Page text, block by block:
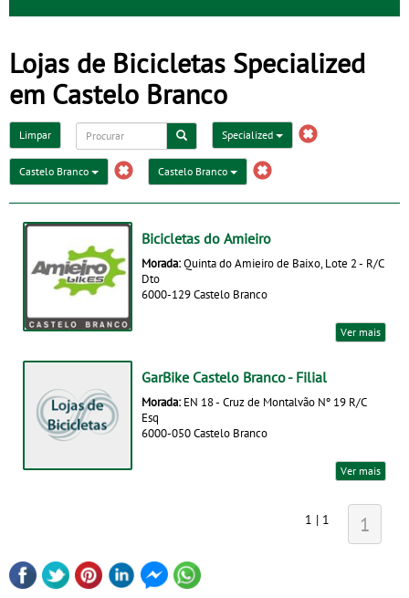
Lojas de Bicicletas Specialized
em Castelo Branco
Limpar Specialized
Castelo Branco Castelo Branco
Bicicletas do Amieiro
Morada:Quinta do Amieiro de Baixo, Lote 2 - R/C
Dto
6000-129 Castelo Branco
Ver mais
GarBike Castelo Branco - Filial
Morada: EN 18 - Cruz de Montalvão Nº 19 R/C
Esq
6000-050 Castelo Branco
Ver mais
1 | 1 1